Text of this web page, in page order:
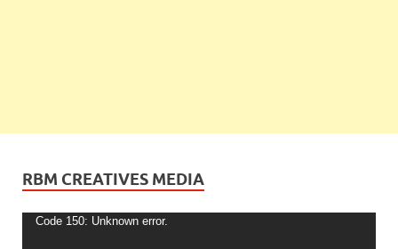
RBM CREATIVES MEDIA
Video
Code 150: Unknown error.